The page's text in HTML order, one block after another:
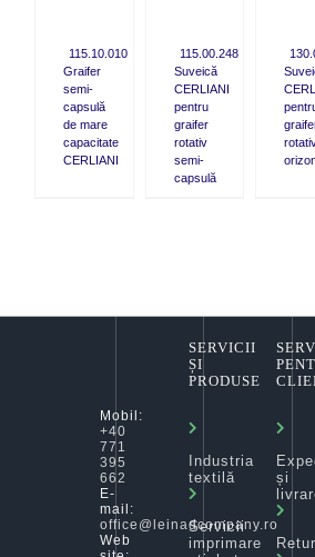
115.10.010
Graifer
semi-
capsulă
de mare
capacitate
CERLIANI
115.00.248
Suveică
CERLIANI
pentru
graifer
rotativ
semi-
capsulă
Mobil:
+40
771
395
662
E-
mail:
office@leinadcompany.ro
Web
SERVICII
ȘI
PRODUSE
Industria
textilă
Servicii
imprimare
și
Retur